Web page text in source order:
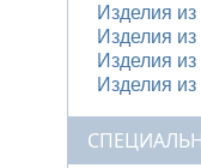
Изделия из
Изделия из
Изделия
Изделия из